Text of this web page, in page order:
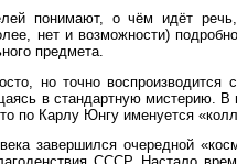
понимают, о чём идёт
нет и возможности)
предмета.
но точно воспроизводится
в стандартную мистерию. В
по Карлу Юнгу именуется
завершился очередной